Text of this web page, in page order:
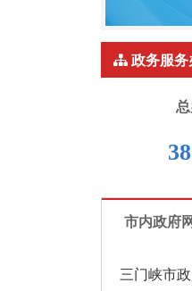
政务服
市内政府
三门峡市